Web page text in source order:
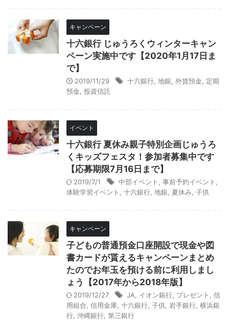
キャンペーン
十六銀行 じゅうろくウィンターキャン
ペーン実施中です【2020年1月17日ま
で】
2019/11/29 十六銀行 地銀 外貨預金
定期
預金 投資信託
イベント
十六銀行 夏休み親子特別企画じゅうろ
くキッズフェスタ！参加者募集中です
【応募期限7月16日まで】
2019/7/1 中部イベント 事前予約イベント
体験学習イベント
十六銀行 地銀 夏休み 子供
キャンペーン
子どもの普通預金口座開設で現金や図
書カードが貰えるキャンペーンまとめ
たのでお年玉を預ける前に利用しまし
ょう【2017年から2018年版】
2019/12/27 JA イオン銀行 プレゼント
信
用組合 信用金庫 十六銀行 子供 岩手銀行 横浜銀
行 沖縄銀行 第三銀行